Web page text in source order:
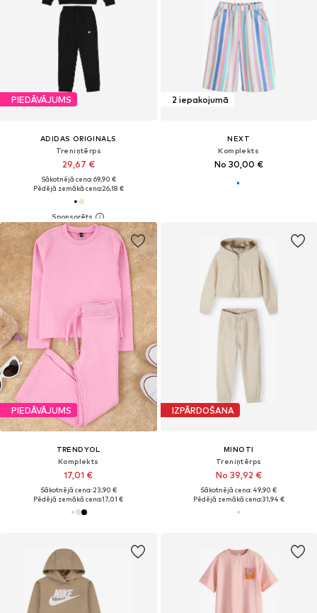
PIEDĀVĀJUMS
ADIDAS ORIGINALS
Treniņtērps
29,67 €
Sākotnējā cena: 69,90 €
Pēdējā zemākā cena:26,18 €
2 iepakojumā
NEXT
Komplekts
No 30,00 €
PIEDĀVĀJUMS
TRENDYOL
Komplekts
17,01 €
Sākotnējā cena: 23,90 €
Pēdējā zemākā cena:17,01 €
IZPĀRDOŠANA
MINOTI
Treniņtērps
No 39,92 €
Sākotnējā cena: 49,90 €
Pēdējā zemākā cena:31,94 €